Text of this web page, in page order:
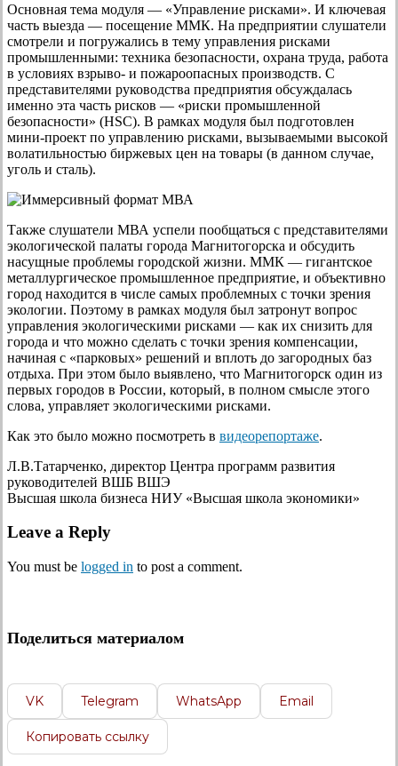
Основная тема модуля — «Управление рисками». И ключевая
часть выезда — посещение ММК. На предприятии слушатели
смотрели и погружались в тему управления рисками
промышленными: техника безопасности, охрана труда, работа
в условиях взрыво- и пожароопасных производств. С
представителями руководства предприятия обсуждалась
именно эта часть рисков — «риски промышленной
безопасности» (HSC). В рамках модуля был подготовлен
мини-проект по управлению рисками, вызываемыми высокой
волатильностью биржевых цен на товары (в данном случае,
уголь и сталь).
Также слушатели МВА успели пообщаться с представителями
экологической палаты города Магнитогорска и обсудить
насущные проблемы городской жизни. ММК — гигантское
металлургическое промышленное предприятие, и объективно
город находится в числе самых проблемных с точки зрения
экологии. Поэтому в рамках модуля был затронут вопрос
управления экологическими рисками — как их снизить для
города и что можно сделать с точки зрения компенсации,
начиная с «парковых» решений и вплоть до загородных баз
отдыха. При этом было выявлено, что Магнитогорск один из
первых городов в России, который, в полном смысле этого
слова, управляет экологическими рисками.
Как это было можно посмотреть в видеорепортаже.
Л.В.Татарченко, директор Центра программ развития
руководителей ВШБ ВШЭ
Высшая школа бизнеса НИУ «Высшая школа экономики»
Leave a Reply
You must be logged in to post a comment.
Поделиться материалом
VK Telegram WhatsApp Email
Копировать ссылку